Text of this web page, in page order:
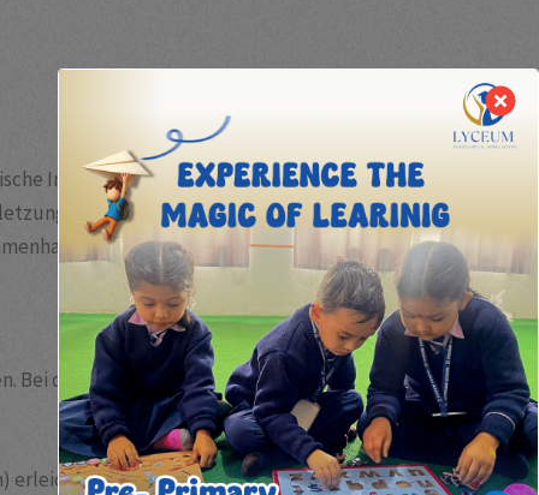
Innovationen und ein wachsendes Bewusstsein
oder altersbedingte Veränderungen
gewinnen Praxen, die auf innovative und
Bei der Behandlung von Bewegungsstörungen ist
die Reorganisation des Nervensystems